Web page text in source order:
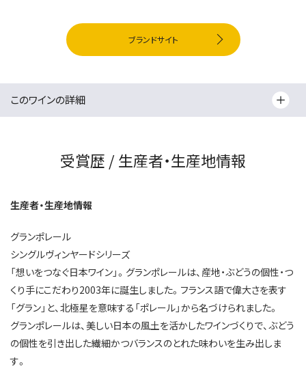
ブランドサイト
このワインの詳細
受賞歴 / 生産者・生産地情報
生産者・生産地情報
グランポレール
シングルヴィンヤードシリーズ
「想いをつなぐ日本ワイン」。グランポレールは、産地・ぶどうの個性・つ
くり手にこだわり2003年に誕生しました。フランス語で偉大さを表す
「グラン」と、北極星を意味する「ポレール」から名づけられました。
グランポレールは、美しい日本の風土を活かしたワインづくりで、ぶどう
の個性を引き出した繊細かつバランスのとれた味わいを生み出しま
す。